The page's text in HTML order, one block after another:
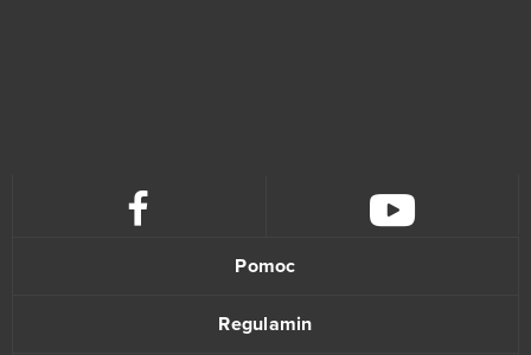
Pomoc
Regulamin